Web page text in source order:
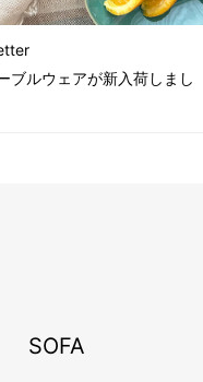
ブルウェアが新入荷しまし
SOFA